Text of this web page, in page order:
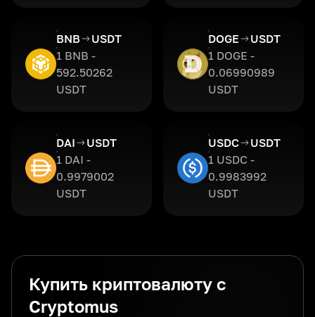
BNB
USDT
1 BNB -
592.50262
USDT
DOGE
USDT
1 DOGE -
0.06990989
USDT
DAI
USDT
1 DAI -
0.9979002
USDT
USDC
USDT
1 USDC -
0.9983992
USDT
Купить криптовалюту с
Cryptomus